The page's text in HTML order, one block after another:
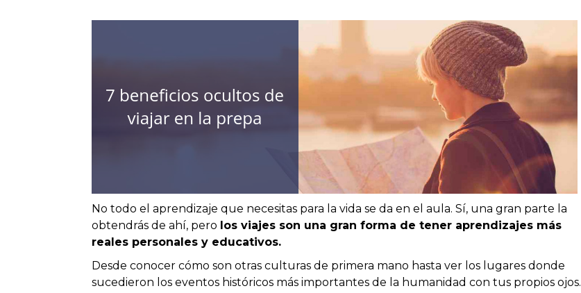
No todo el aprendizaje que necesitas para la vida se da en el aula. Sí, una gran parte la
obtendrás de ahí, pero los viajes son una gran forma de tener aprendizajes más
reales personales y educativos.
Desde conocer cómo son otras culturas de primera mano hasta ver los lugares donde
sucedieron los eventos históricos más importantes de la humanidad con tus propios ojos.